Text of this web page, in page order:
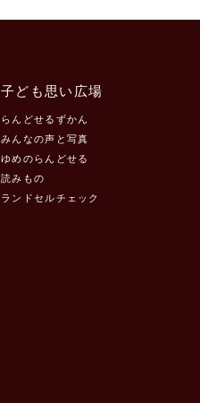
子ども思い広場
らんどせるずかん
みんなの声と写真
ゆめのらんどせる
読みもの
ランドセルチェック